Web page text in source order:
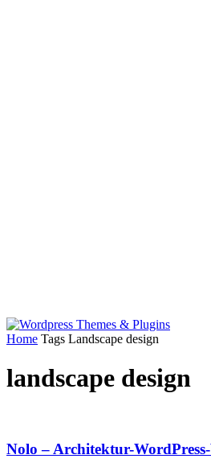
Home Tags Landscape design
landscape design
Nolo – Architektur-